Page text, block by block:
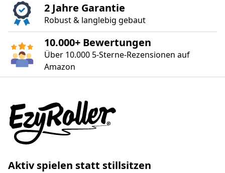
2 Jahre Garantie
Robust & langlebig gebaut
10.000+ Bewertungen
Über 10.000 5‑Sterne‑Rezensionen auf
Amazon
Aktiv spielen statt stillsitzen